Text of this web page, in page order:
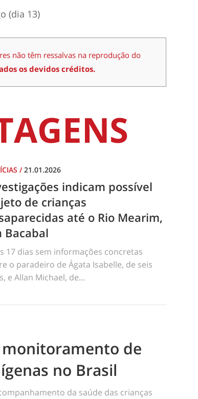
(dia 13)
não têm ressalvas na reprodução do
os devidos créditos.
/21.01.2026
indicam possível
de crianças
até o Rio Mearim,
Bacabal
17 dias sem informações concretas
o paradeiro de Ágata Isabelle, de seis
e Allan Michael, de...
de
no Brasil
da saúde das crianças